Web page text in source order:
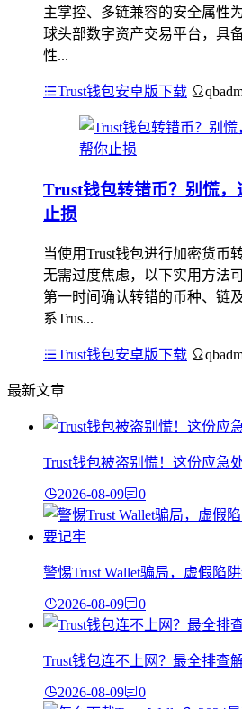
主掌控、多链兼容的安全属性
球头部数字资产交易平台，具
性...
Trust钱包安卓版下载
Trust钱包转错币？别慌
止损
当使用Trust钱包进行加密货币
无需过度焦虑，以下实用方法
第一时间确认转错的币种、链
系Trus...
Trust钱包安卓版下载
最新文章
Trust钱包被盗别慌！这份应急
2026-08-09 0
警惕Trust Wallet骗局，虚假陷
2026-08-09 0
Trust钱包连不上网？最全排查
2026-08-09 0